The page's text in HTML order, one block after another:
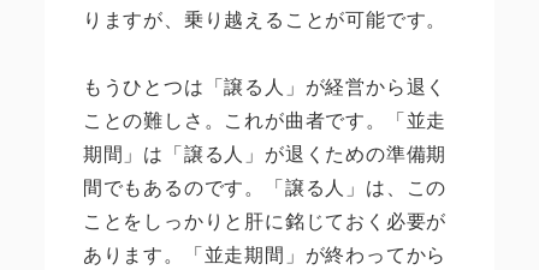
りますが、乗り越えることが可能です。
もうひとつは「譲る人」が経営から退く
ことの難しさ。これが曲者です。「並走
期間」は「譲る人」が退くための準備期
間でもあるのです。「譲る人」は、この
ことをしっかりと肝に銘じておく必要が
あります。「並走期間」が終わってから